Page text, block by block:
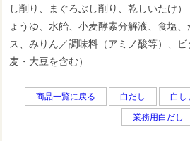
し削り、まぐろぶし削り、乾しいたけ
ょうゆ、水飴、小麦酵素分解液、食塩
ス、みりん／調味料（アミノ酸等）、
麦・大豆を含む）
商品一覧に戻る 白だし 白し
業務用白だし